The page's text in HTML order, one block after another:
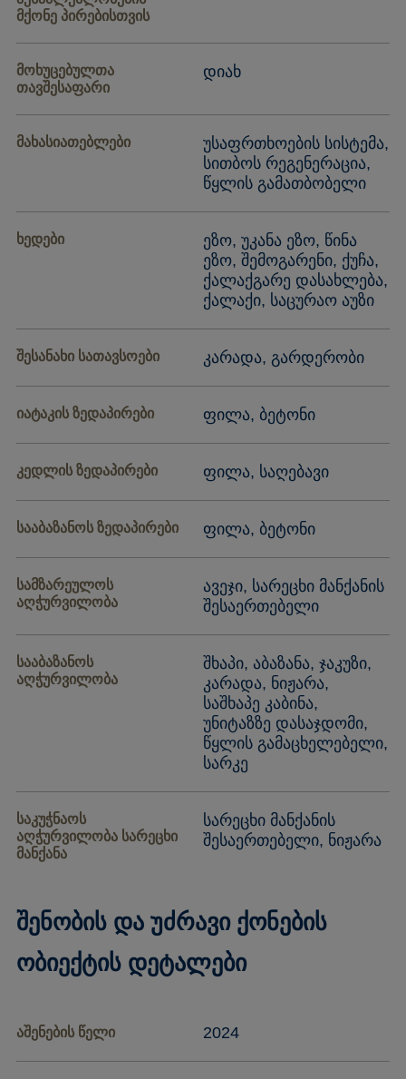
მქონე პირებისთვის
მოხუცებულთა
თავშესაფარი
დიახ
მახასიათებლები
უსაფრთხოების სისტემა,
სითბოს რეგენერაცია,
წყლის გამათბობელი
ხედები
ეზო, უკანა ეზო, წინა
ეზო, შემოგარენი, ქუჩა,
ქალაქგარე დასახლება,
ქალაქი, საცურაო აუზი
შესანახი სათავსოები კარადა, გარდერობი
იატაკის ზედაპირები ფილა, ბეტონი
კედლის ზედაპირები ფილა, საღებავი
სააბაზანოს ზედაპირები ფილა, ბეტონი
სამზარეულოს
აღჭურვილობა
ავეჯი, სარეცხი მანქანის
შესაერთებელი
სააბაზანოს
აღჭურვილობა
შხაპი, აბაზანა, ჯაკუზი,
კარადა, ნიჟარა,
საშხაპე კაბინა,
უნიტაზზე დასაჯდომი,
წყლის გამაცხელებელი,
სარკე
საკუჭნაოს
აღჭურვილობა სარეცხი
მანქანა
სარეცხი მანქანის
შესაერთებელი, ნიჟარა
შენობის და უძრავი ქონების
ობიექტის დეტალები
აშენების წელი 2024